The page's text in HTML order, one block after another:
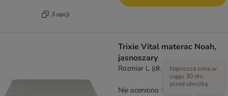
3 opcji
Trixie Vital materac Noah,
jasnoszary
Rozmiar L (dł. x szer.): 90 × 65 cm
Najniższa cena w
ciągu 30 dni
przed obniżką
Nie oceniono